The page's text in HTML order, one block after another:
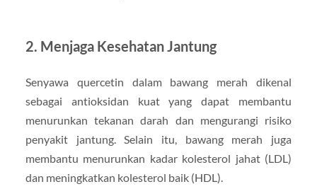
2. Menjaga Kesehatan Jantung
Senyawa quercetin dalam bawang merah dikenal
sebagai antioksidan kuat yang dapat membantu
menurunkan tekanan darah dan mengurangi risiko
penyakit jantung. Selain itu, bawang merah juga
membantu menurunkan kadar kolesterol jahat (LDL)
dan meningkatkan kolesterol baik (HDL).